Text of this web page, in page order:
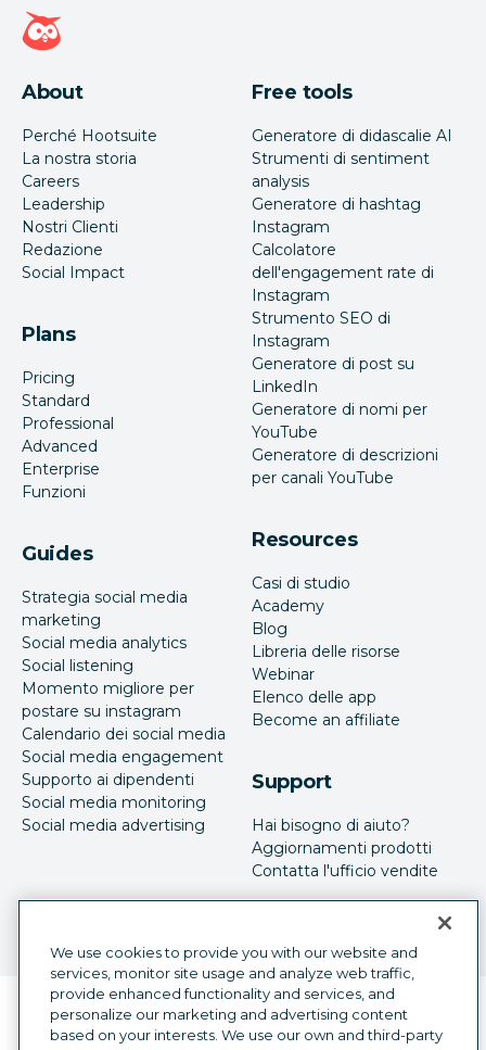
Home page di Hootsuite
About
Perché Hootsuite
La nostra storia
Careers
Leadership
Nostri Clienti
Redazione
Social Impact
Plans
Pricing
Standard
Professional
Advanced
Enterprise
Funzioni
Guides
Strategia social media
marketing
Social media analytics
Social listening
Momento migliore per
postare su instagram
Calendario dei social media
Social media engagement
Supporto ai dipendenti
Social media monitoring
Social media advertising
Free tools
Generatore di didascalie AI
Strumenti di sentiment
analysis
Generatore di hashtag
Instagram
Calcolatore
dell'engagement rate di
Instagram
Strumento SEO di
Instagram
Generatore di post su
LinkedIn
Generatore di nomi per
YouTube
Generatore di descrizioni
per canali YouTube
Resources
Casi di studio
Academy
Blog
Libreria delle risorse
Webinar
Elenco delle app
Become an affiliate
Support
Hai bisogno di aiuto?
Aggiornamenti prodotti
Contatta l'ufficio vendite
Selettore della lingua
Italian
We use cookies to provide you with our website and
services, monitor site usage and analyze web traffic,
provide enhanced functionality and services, and
personalize our marketing and advertising content
based on your interests. We use our own and third-party